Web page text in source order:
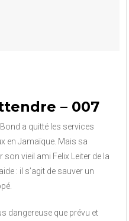
– 007
Bond a quitté les services
en Jamaïque. Mais sa
vieil ami Felix Leiter de la
: il s’agit de sauver un
dangereuse que prévu et